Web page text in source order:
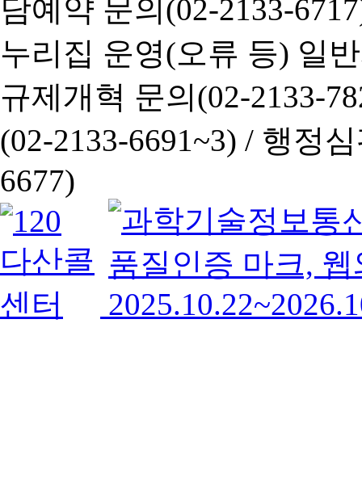
담예약 문의(02-2133-
누리집 운영(오류 등) 일
규제개혁 문의(02-2133-
(02-2133-6691~3) / 행정심
6677)